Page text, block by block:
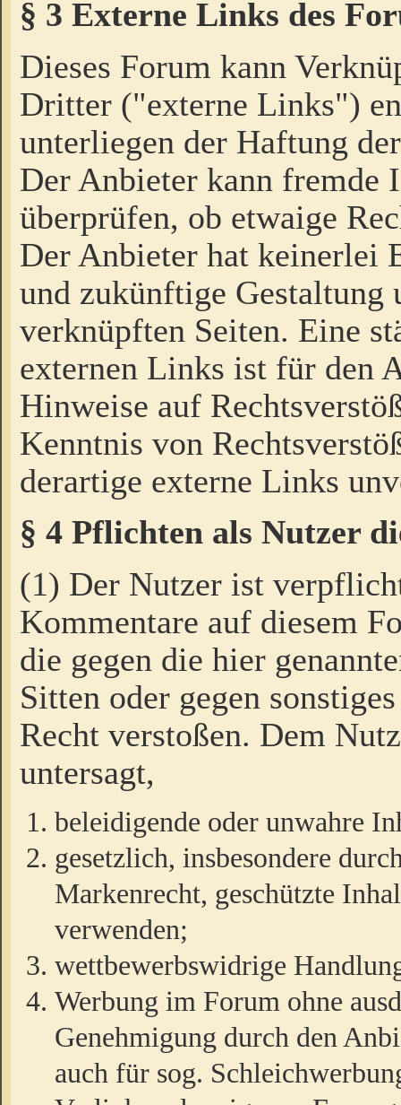
§ 3 Externe Links des
Dieses Forum kann
Dritter ("externe Links")
unterliegen der Haftung
Der Anbieter kann fremde
überprüfen, ob etwaige
Der Anbieter hat keinerlei
und zukünftige Gestaltung
verknüpften Seiten. Eine
externen Links ist für den
Hinweise auf
Kenntnis von
derartige externe Links
§ 4 Pflichten als Nutzer
(1) Der Nutzer ist
Kommentare auf diesem
die gegen die hier
Sitten oder gegen
Recht verstoßen. Dem
untersagt,
beleidigende oder unwahre
gesetzlich, insbesondere
Markenrecht, geschützte
verwenden;
wettbewerbswidrige
Werbung im Forum ohne
Genehmigung durch den
auch für sog.